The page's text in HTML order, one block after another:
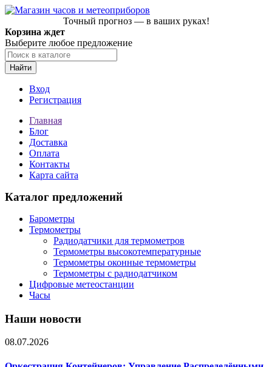
Точный прогноз — в ваших руках!
Корзина ждет
Выберите любое предложение
Найти
Вход
Регистрация
Главная
Блог
Доставка
Оплата
Контакты
Карта сайта
Каталог предложений
Барометры
Термометры
Радиодатчики для термометров
Термометры высокотемпературные
Термометры оконные термометры
Термометры с радиодатчиком
Цифровые метеостанции
Часы
Наши новости
08.07.2026